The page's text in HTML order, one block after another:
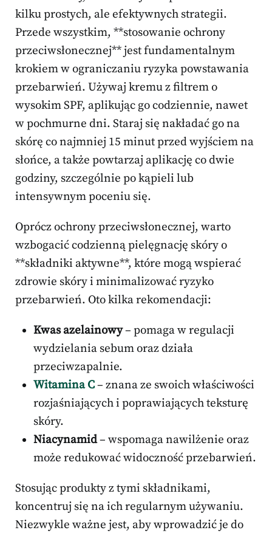
kilku prostych, ale efektywnych strategii.
Przede wszystkim, **stosowanie ochrony
przeciwsłonecznej** jest fundamentalnym
krokiem w ograniczaniu ryzyka powstawania
przebarwień. Używaj kremu z filtrem o
wysokim SPF, aplikując go codziennie, nawet
w pochmurne dni. Staraj się nakładać go na
skórę co najmniej 15 minut przed wyjściem na
słońce, a także powtarzaj aplikację co dwie
godziny, szczególnie po kąpieli lub
intensywnym poceniu się.
Oprócz ochrony przeciwsłonecznej, warto
wzbogacić codzienną pielęgnację skóry o
**składniki aktywne**, które mogą wspierać
zdrowie skóry i minimalizować ryzyko
przebarwień. Oto kilka rekomendacji:
Kwas azelainowy– pomaga w regulacji
wydzielania sebum oraz działa
przeciwzapalnie.
Witamina C– znana ze swoich właściwości
rozjaśniających i poprawiających teksturę
skóry.
Niacynamid– wspomaga nawilżenie oraz
może redukować widoczność przebarwień.
Stosując produkty z tymi składnikami,
koncentruj się na ich regularnym używaniu.
Niezwykle ważne jest, aby wprowadzić je do